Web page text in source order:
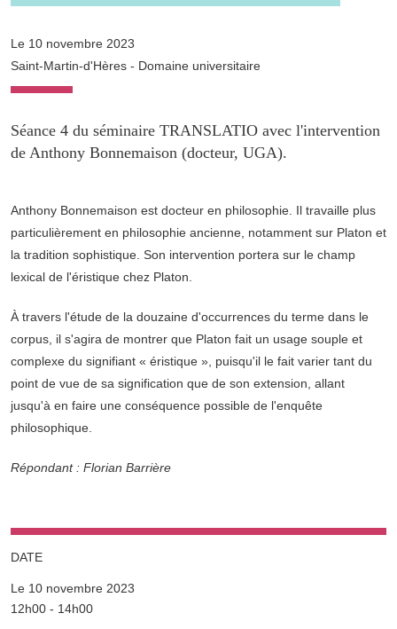
Le 10 novembre 2023
Saint-Martin-d'Hères - Domaine universitaire
Séance 4 du séminaire TRANSLATIO avec l'intervention
de Anthony Bonnemaison (docteur, UGA).
Anthony Bonnemaison est docteur en philosophie. Il travaille plus
particulièrement en philosophie ancienne, notamment sur Platon et
la tradition sophistique. Son intervention portera sur le champ
lexical de l'éristique chez Platon.
À travers l'étude de la douzaine d'occurrences du terme dans le
corpus, il s'agira de montrer que Platon fait un usage souple et
complexe du signifiant « éristique », puisqu'il le fait varier tant du
point de vue de sa signification que de son extension, allant
jusqu'à en faire une conséquence possible de l'enquête
philosophique.
Répondant : Florian Barrière
DATE
Le 10 novembre 2023
Complément date
12h00 - 14h00